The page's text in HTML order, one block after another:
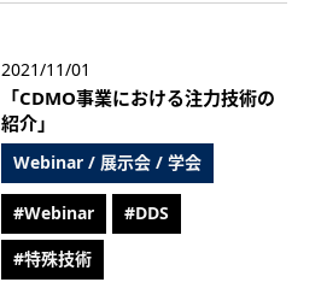
2021/11/01
「CDMO事業における注力技術の
紹介」
Webinar / 展示会 / 学会
#Webinar
#DDS
#特殊技術